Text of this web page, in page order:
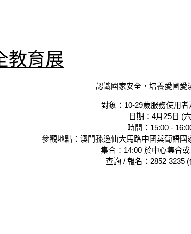
教育展
認識國家安全，培養愛國愛
對象：10-29歲服務使用者
日期：4月25日 (
時間：15:00 -
參觀地點：澳門孫逸仙大馬路中國與葡語國
集合：14:00 於中心集合
查詢 / 報名：2852 3235